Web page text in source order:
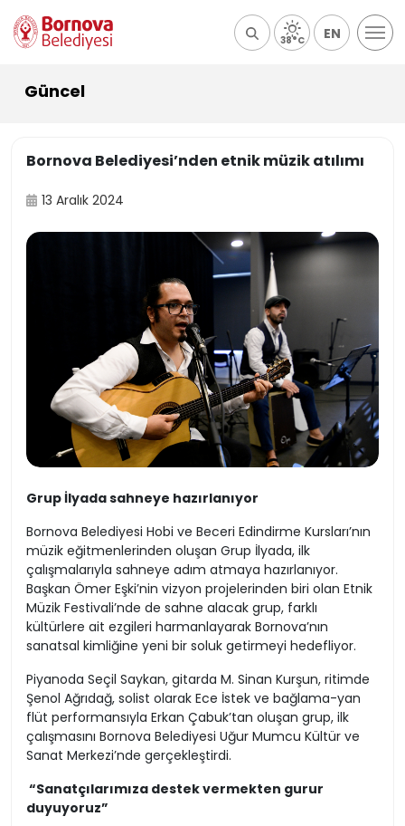
38°C EN
Güncel
Bornova Belediyesi’nden etnik müzik atılımı
13 Aralık 2024
Grup İlyada sahneye hazırlanıyor
Bornova Belediyesi Hobi ve Beceri Edindirme Kursları’nın
müzik eğitmenlerinden oluşan Grup İlyada, ilk
çalışmalarıyla sahneye adım atmaya hazırlanıyor.
Başkan Ömer Eşki’nin vizyon projelerinden biri olan Etnik
Müzik Festivali’nde de sahne alacak grup, farklı
kültürlere ait ezgileri harmanlayarak Bornova’nın
sanatsal kimliğine yeni bir soluk getirmeyi hedefliyor.
Piyanoda Seçil Saykan, gitarda M. Sinan Kurşun, ritimde
Şenol Ağrıdağ, solist olarak Ece İstek ve bağlama-yan
flüt performansıyla Erkan Çabuk’tan oluşan grup, ilk
çalışmasını Bornova Belediyesi Uğur Mumcu Kültür ve
Sanat Merkezi’nde gerçekleştirdi.
“Sanatçılarımıza destek vermekten gurur
duyuyoruz”